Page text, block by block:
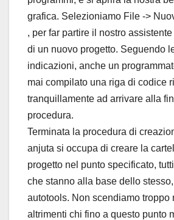
grafica. Selezioniamo File ->
, per far partire il nostro
di un nuovo progetto. Seguendo
indicazioni, anche un
mai compilato una riga di codice
tranquillamente ad arrivare alla
procedura.
Terminata la procedura di
anjuta si occupa di creare la
progetto nel punto specificato,
che stanno alla base dello
autotools. Non scendiamo troppo
altrimenti chi fino a questo punto